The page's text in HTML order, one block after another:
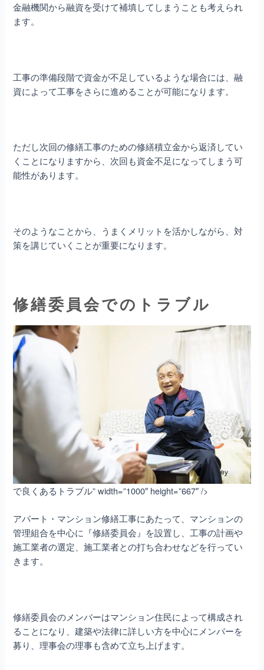
金融機関から融資を受けて補填してしまうことも考えられ
ます。
工事の準備段階で資金が不足しているような場合には、融
資によって工事をさらに進めることが可能になります。
ただし次回の修繕工事のための修繕積立金から返済してい
くことになりますから、次回も資金不足になってしまう可
能性があります。
そのようなことから、うまくメリットを活かしながら、対
策を講じていくことが重要になります。
修繕委員会でのトラブル
で良くあるトラブル” width=”1000″ height=”667″ />
アパート・マンション修繕工事にあたって、マンションの
管理組合を中心に『修繕委員会』を設置し、工事の計画や
施工業者の選定、施工業者との打ち合わせなどを行ってい
きます。
修繕委員会のメンバーはマンション住民によって構成され
ることになり、建築や法律に詳しい方を中心にメンバーを
募り、理事会の理事も含めて立ち上げます。